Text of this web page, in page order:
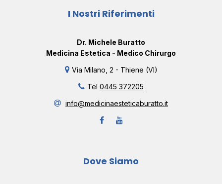
I Nostri Riferimenti
Dr. Michele Buratto
Medicina Estetica - Medico Chirurgo
Via Milano, 2 - Thiene (VI)
Tel 0445 372205
info@medicinaesteticaburatto.it
Dove Siamo